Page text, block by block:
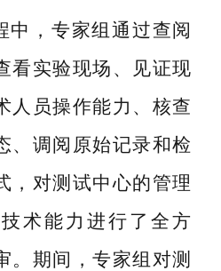
中，专家组通过查阅
看实验现场、见证现
人员操作能力、核查
、调阅原始记录和检
，对测试中心的管理
术能力进行了全方
。期间，专家组对测